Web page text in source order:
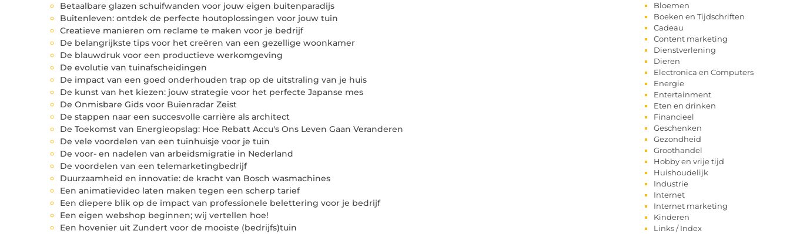
Betaalbare glazen schuifwanden voor jouw eigen buitenparadijs
Buitenleven: ontdek de perfecte houtoplossingen voor jouw tuin
Creatieve manieren om reclame te maken voor je bedrijf
De belangrijkste tips voor het creëren van een gezellige woonkamer
De blauwdruk voor een productieve werkomgeving
De evolutie van tuinafscheidingen
De impact van een goed onderhouden trap op de uitstraling van je huis
De kunst van het kiezen: jouw strategie voor het perfecte Japanse mes
De Onmisbare Gids voor Buienradar Zeist
De stappen naar een succesvolle carrière als architect
De Toekomst van Energieopslag: Hoe Rebatt Accu's Ons Leven Gaan Veranderen
De vele voordelen van een tuinhuisje voor je tuin
De voor- en nadelen van arbeidsmigratie in Nederland
De voordelen van een telemarketingbedrijf
Duurzaamheid en innovatie: de kracht van Bosch wasmachines
Een animatievideo laten maken tegen een scherp tarief
Een diepere blik op de impact van professionele belettering voor je bedrijf
Een eigen webshop beginnen; wij vertellen hoe!
Een hovenier uit Zundert voor de mooiste (bedrijfs)tuin
Bloemen
Boeken en Tijdschriften
Cadeau
Content marketing
Dienstverlening
Dieren
Electronica en Computers
Energie
Entertainment
Eten en drinken
Financieel
Geschenken
Gezondheid
Groothandel
Hobby en vrije tijd
Huishoudelijk
Industrie
Internet
Internet marketing
Kinderen
Links / Index